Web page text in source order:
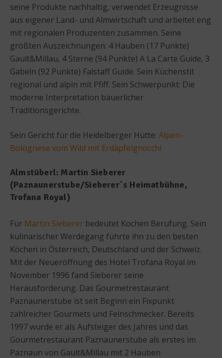
seine Produkte nachhaltig, verwendet Erzeugnisse
aus eigener Land- und Almwirtschaft und arbeitet eng
mit regionalen Produzenten zusammen. Seine
größten Auszeichnungen: 4 Hauben (17 Punkte)
Gault&Millau, 4 Sterne (94 Punkte) A La Carte Guide, 3
Gabeln (92 Punkte) Falstaff Guide. Sein Küchenstil:
regional und alpin mit Pfiff. Sein Schwerpunkt: Die
moderne Interpretation bäuerlicher
Traditionsgerichte.
Sein Gericht für die Heidelberger Hütte: Alpen-
Bolognese vom Wild mit Erdäpfelgnocchi
Almstüberl: Martin Sieberer
(Paznaunerstube/Sieberer`s Heimatbühne,
Trofana Royal)
Für Martin Sieberer bedeutet Kochen Berufung. Sein
kulinarischer Werdegang führte ihn zu den besten
Köchen in Österreich, Deutschland und der Schweiz.
Mit der Neueröffnung des Hotel Trofana Royal im
November 1996 fand Sieberer seine
Herausforderung. Das Gourmetrestaurant
Paznaunerstube ist seit Beginn ein Fixpunkt
zahlreicher Gourmets und Feinschmecker. Bereits
1997 wurde er als Aufsteiger des Jahres und das
Gourmetrestaurant Paznaunerstube als erstes im
Paznaun von Gault&Millau mit 2 Hauben